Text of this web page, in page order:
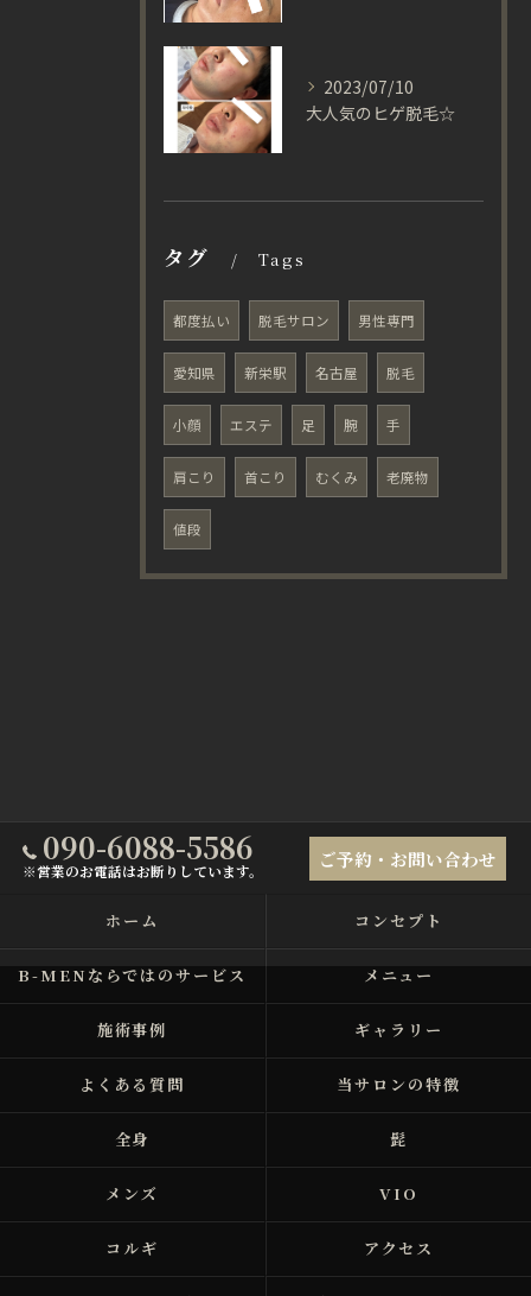
2023/07/10
大人気のヒゲ脱毛☆
タグ Tags
都度払い 脱毛サロン 男性専門
愛知県 新栄駅 名古屋 脱毛
小顔 エステ 足 腕 手
肩こり 首こり むくみ 老廃物
値段
090-6088-5586
※営業のお電話はお断りしています。
ご予約・お問い合わせ
ホーム コンセプト
B-MENならではのサービス メニュー
施術事例 ギャラリー
よくある質問 当サロンの特徴
全身 髭
メンズ VIO
コルギ アクセス